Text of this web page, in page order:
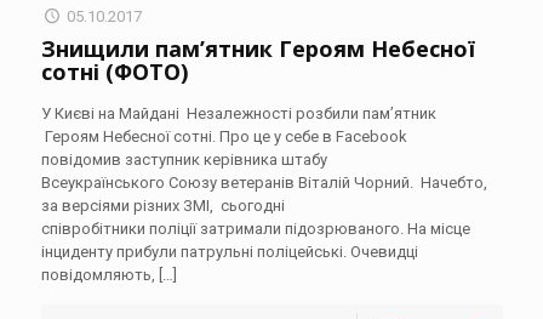
05.10.2017
Знищили пам’ятник Героям Небесної
сотні (ФОТО)
У Києві на Майдані Незалежності розбили пам’ятник
Героям Небесної сотні. Про це у себе в Facebook
повідомив заступник керівника штабу
Всеукраїнського Союзу ветеранів Віталій Чорний. Начебто,
за версіями різних ЗМІ, сьогодні
співробітники поліції затримали підозрюваного. На місце
інциденту прибули патрульні поліцейські. Очевидці
повідомляють,